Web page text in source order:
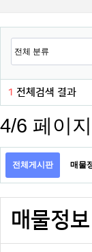
1 전체검색 결과
4/6 페이
전체게시판 매물
매물정